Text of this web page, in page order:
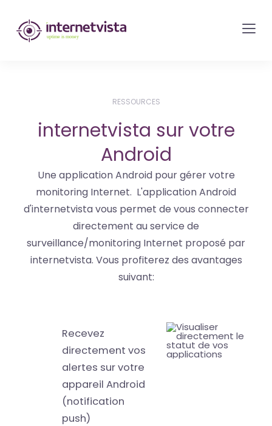
internetvista
monitoring
web
services
internet-
money
RESSOURCES
internetvista sur votre
Android
Une application Android pour gérer votre
monitoring Internet. L'application Android
d'internetvista vous permet de vous connecter
directement au service de
surveillance/monitoring Internet proposé par
internetvista. Vous profiterez des avantages
suivant:
Recevez
directement vos
alertes sur votre
appareil Android
(notification
push)